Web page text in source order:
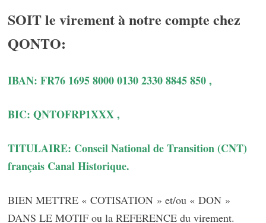
SOIT le virement à notre compte chez
QONTO:
IBAN: FR76 1695 8000 0130 2330 8845 850 ,
BIC: QNTOFRP1XXX ,
TITULAIRE: Conseil National de Transition (CNT)
français Canal Historique.
BIEN METTRE « COTISATION » et/ou « DON »
DANS LE MOTIF ou la REFERENCE du virement.